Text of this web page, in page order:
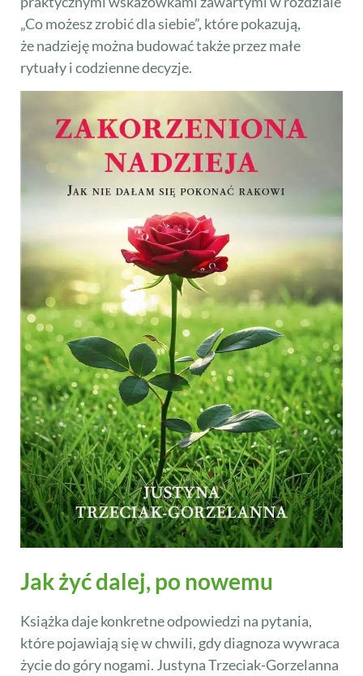
„Co możesz zrobić dla siebie”, które pokazują,
że nadzieję można budować także przez małe
rytuały i codzienne decyzje.
Jak żyć dalej, po nowemu
Książka daje konkretne odpowiedzi na pytania,
które pojawiają się w chwili, gdy diagnoza wywraca
życie do góry nogami. Justyna Trzeciak-Gorzelanna